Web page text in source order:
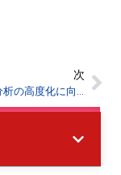
次
FPI、飼料分析の高度化に向けて国立飼料研究機関と提携